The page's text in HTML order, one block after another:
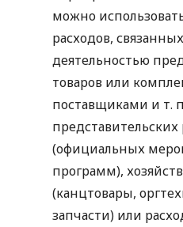
можно
расходов,
деятельностью
товаров или
поставщиками и т.
представительских
(официальных
программ),
(канцтовары,
запчасти) или